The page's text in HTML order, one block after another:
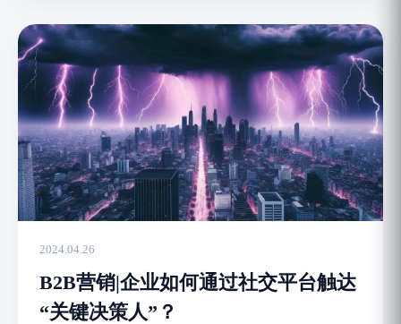
2024.04.26
B2B营销|企业如何通过社交平台触达
“关键决策人”？